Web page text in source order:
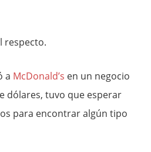
respecto.
a McDonald’s en un negocio
dólares, tuvo que esperar
para encontrar algún tipo